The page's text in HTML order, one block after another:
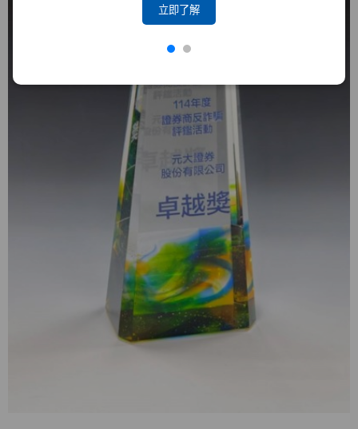
立即了解